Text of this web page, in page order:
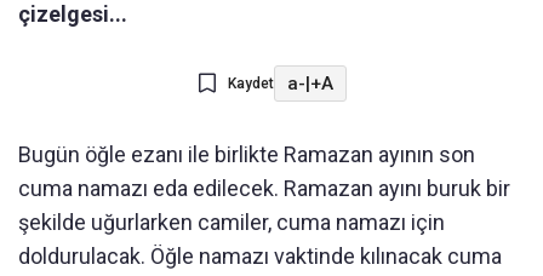
çizelgesi...
Kaydet a-|+A
Bugün öğle ezanı ile birlikte Ramazan ayının son
cuma namazı eda edilecek. Ramazan ayını buruk bir
şekilde uğurlarken camiler, cuma namazı için
doldurulacak. Öğle namazı vaktinde kılınacak cuma